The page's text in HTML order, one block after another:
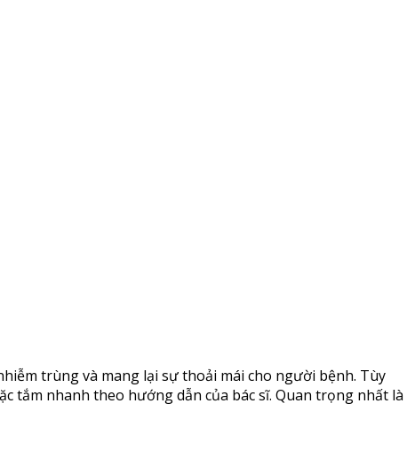
trùng và mang lại sự thoải mái cho người bệnh. Tùy
tắm nhanh theo hướng dẫn của bác sĩ. Quan trọng nhất là